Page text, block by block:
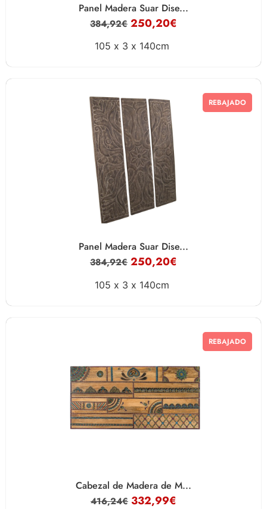
Panel Madera Suar Dise...
384,92€ 250,20€
105 x 3 x 140cm
REBAJADO
Panel Madera Suar Dise...
384,92€ 250,20€
105 x 3 x 140cm
REBAJADO
Cabezal de Madera de M...
416,24€ 332,99€